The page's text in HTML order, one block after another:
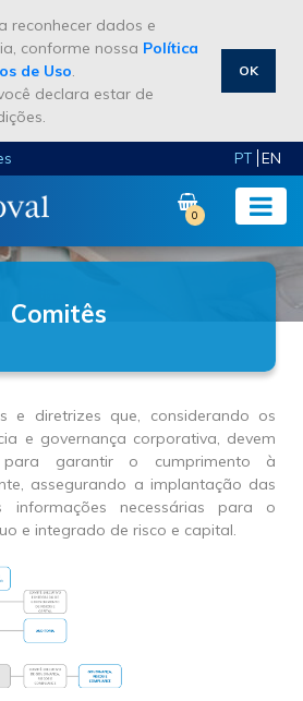
reconhecer dados e
conforme nossa Política
de Uso
declara estar de
OK
PT EN
0
Comitês
e diretrizes que, considerando os
e governança corporativa, devem
garantir o cumprimento à
assegurando a implantação das
necessárias para o
e integrado de risco e capital.